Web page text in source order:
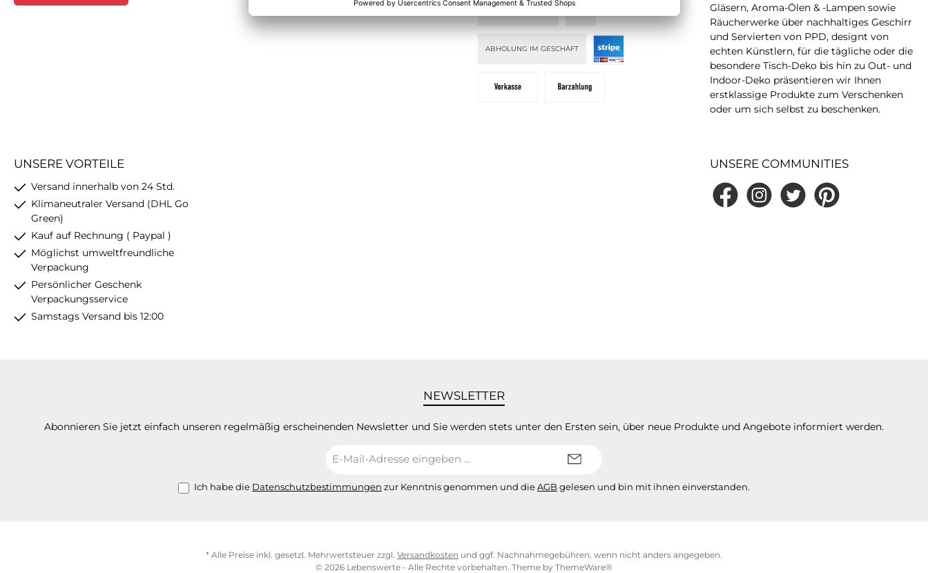
ABHOLUNG IM GESCHÄFT
Gläsern, Aroma-Ölen & -Lampen sowie
Räucherwerke über nachhaltiges Geschirr
und Servierten von PPD, designt von
echten Künstlern, für die tägliche oder die
besondere Tisch-Deko bis hin zu Out- und
Indoor-Deko präsentieren wir Ihnen
erstklassige Produkte zum Verschenken
oder um sich selbst zu beschenken.
UNSERE VORTEILE
Versand innerhalb von 24 Std.
Klimaneutraler Versand (DHL Go
Green)
Kauf auf Rechnung ( Paypal )
Möglichst umweltfreundliche
Verpackung
Persönlicher Geschenk
Verpackungsservice
Samstags Versand bis 12:00
UNSERE COMMUNITIES
FacebookInstagramTwitter Pinterest
NEWSLETTER
Abonnieren Sie jetzt einfach unseren regelmäßig erscheinenden Newsletter und Sie werden stets unter den Ersten sein, über neue Produkte und Angebote informiert werden.
Mail-
Ich habe die Datenschutzbestimmungen zur Kenntnis genommen und dieAGBgelesen und bin mit ihnen einverstanden.
* Alle Preise inkl. gesetzl. Mehrwertsteuer zzgl. Versandkosten und ggf. Nachnahmegebühren, wenn nicht anders angegeben.
© 2026 Lebenswerte - Alle Rechte vorbehalten. Theme by ThemeWare®